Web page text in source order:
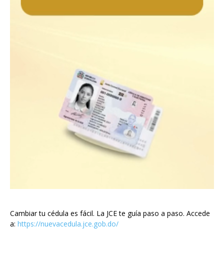
Cambiar tu cédula es fácil. La JCE te guía paso a paso. Accede
a: https://nuevacedula.jce.gob.do/